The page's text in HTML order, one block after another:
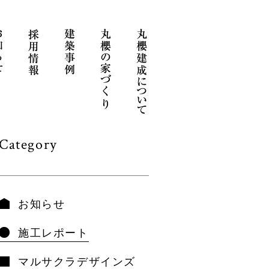
お知らせ
施工レポート
マルサクラデザインズ